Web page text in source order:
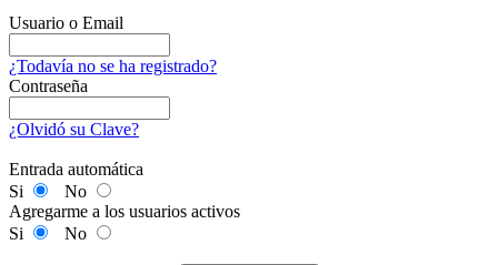
Usuario o Email
¿Todavía no se ha registrado?
Contraseña
¿Olvidó su Clave?
Entrada automática
Si
No
Agregarme a los usuarios activos
Si
No